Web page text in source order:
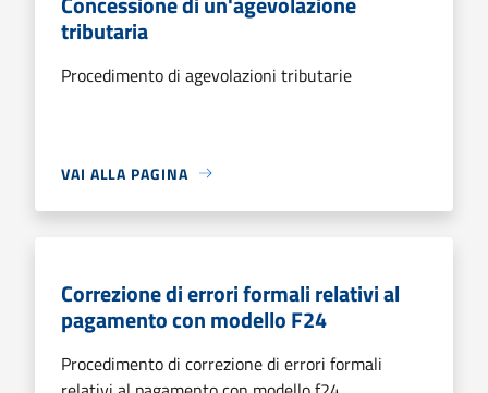
tributaria
Procedimento di agevolazioni tributarie
VAI ALLA PAGINA
Correzione di errori formali relativi al
pagamento con modello F24
Procedimento di correzione di errori formali